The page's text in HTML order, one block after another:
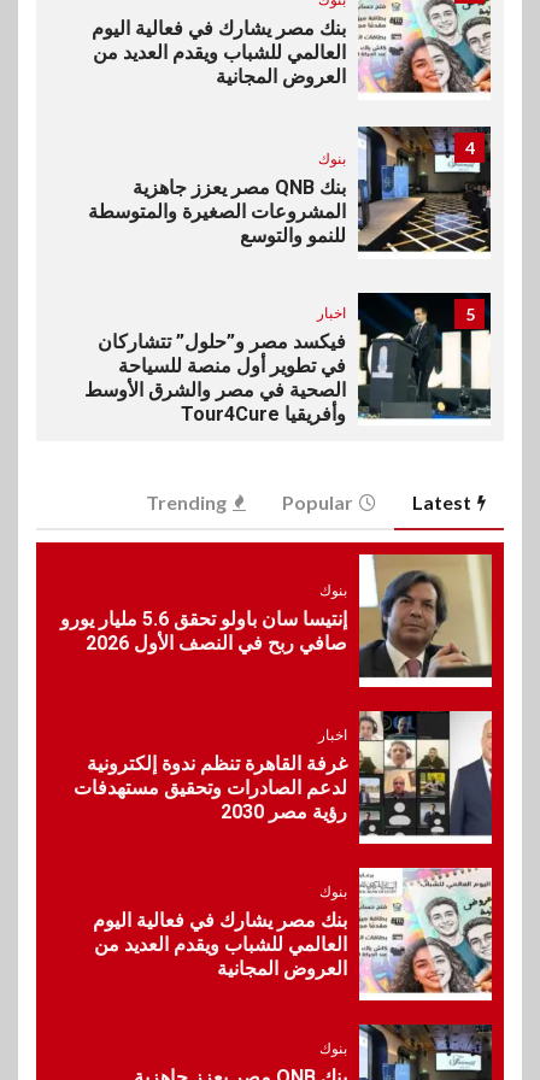
بنك مصر يشارك في فعالية اليوم
العالمي للشباب ويقدم العديد من
العروض المجانية
4
بنوك
بنك QNB مصر يعزز جاهزية
المشروعات الصغيرة والمتوسطة
للنمو والتوسع
5 اخبار
فيكسد مصر و”حلول” تتشاركان
في تطوير أول منصة للسياحة
الصحية في مصر والشرق الأوسط
وأفريقيا Tour4Cure
هواوي: هاتف nova 15
Max بطارية ضخمة وتصميم متين
اقتصاد
في سوق تحويلات المصريين
بالخارج
8
ناتجاس
9
سوق وصلة
بسعة 8100 مللي أمبير
Latest
Popular
Trending
بنوك
إنتيسا سان باولو تحقق 5.6 مليار يورو
صافي ربح في النصف الأول 2026
اخبار
غرفة القاهرة تنظم ندوة إلكترونية
لدعم الصادرات وتحقيق مستهدفات
رؤية مصر 2030
بنوك
بنك مصر يشارك في فعالية اليوم
العالمي للشباب ويقدم العديد من
العروض المجانية
بنوك